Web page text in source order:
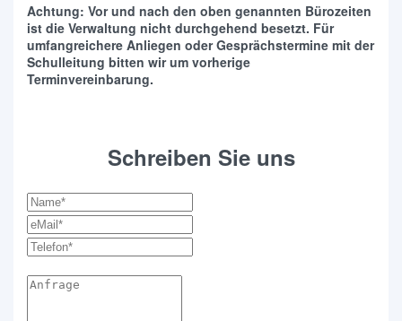
Achtung: Vor und nach den oben genannten Bürozeiten
ist die Verwaltung nicht durchgehend besetzt. Für
umfangreichere Anliegen oder Gesprächstermine mit der
Schulleitung bitten wir um vorherige
Terminvereinbarung.
Schreiben Sie uns